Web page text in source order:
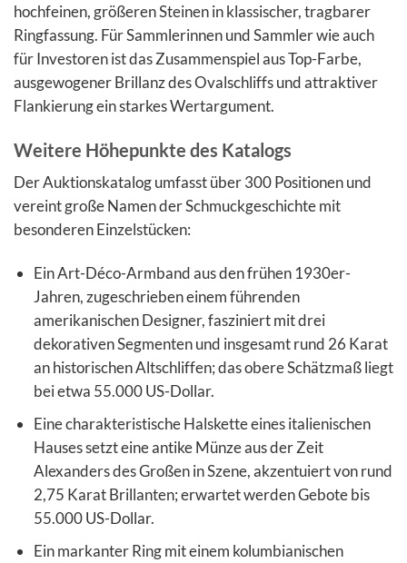
hochfeinen, größeren Steinen in klassischer, tragbarer
Ringfassung. Für Sammlerinnen und Sammler wie auch
für Investoren ist das Zusammenspiel aus Top-Farbe,
ausgewogener Brillanz des Ovalschliffs und attraktiver
Flankierung ein starkes Wertargument.
Weitere Höhepunkte des Katalogs
Der Auktionskatalog umfasst über 300 Positionen und
vereint große Namen der Schmuckgeschichte mit
besonderen Einzelstücken:
Ein Art-Déco-Armband aus den frühen 1930er-
Jahren, zugeschrieben einem führenden
amerikanischen Designer, fasziniert mit drei
dekorativen Segmenten und insgesamt rund 26 Karat
an historischen Altschliffen; das obere Schätzmaß liegt
bei etwa 55.000 US-Dollar.
Eine charakteristische Halskette eines italienischen
Hauses setzt eine antike Münze aus der Zeit
Alexanders des Großen in Szene, akzentuiert von rund
2,75 Karat Brillanten; erwartet werden Gebote bis
55.000 US-Dollar.
Ein markanter Ring mit einem kolumbianischen